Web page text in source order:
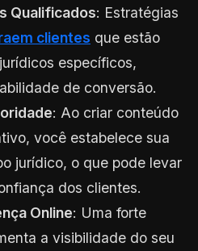
Qualificados: Estratégias
clientes que estão
específicos,
de conversão.
: Ao criar conteúdo
você estabelece sua
jurídico, o que pode levar
dos clientes.
Online: Uma forte
a visibilidade do seu